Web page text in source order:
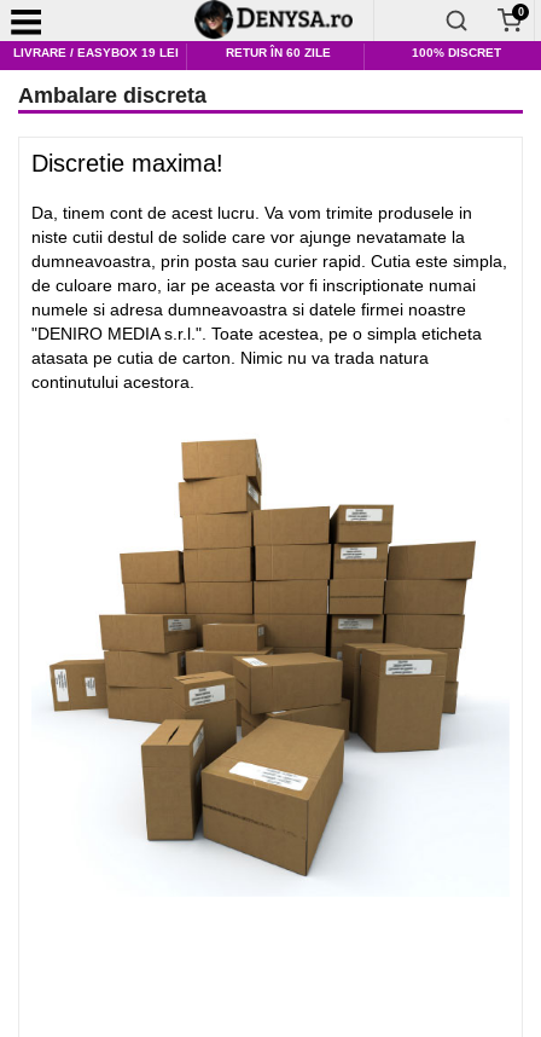
0
LIVRARE / EASYBOX 19 LEI RETUR ÎN 60 ZILE 100% DISCRET
Ambalare discreta
Discretie maxima!
Da, tinem cont de acest lucru. Va vom trimite produsele in
niste cutii destul de solide care vor ajunge nevatamate la
dumneavoastra, prin posta sau curier rapid. Cutia este simpla,
de culoare maro, iar pe aceasta vor fi inscriptionate numai
numele si adresa dumneavoastra si datele firmei noastre
"DENIRO MEDIA s.r.l.". Toate acestea, pe o simpla eticheta
atasata pe cutia de carton. Nimic nu va trada natura
continutului acestora.